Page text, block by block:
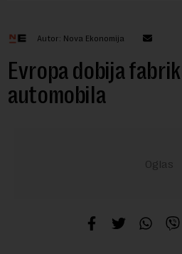
Autor: Nova Ekonomija
Evropa dobija
automobila